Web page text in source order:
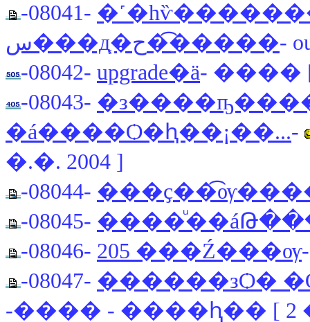
-08041-
س���д֧�ح��͡����-
-08042- upgrade�ä- ���� [
-08043-
�á����Ѻ�ԧ��¡��...-
�.�. 2004 ]
-08044- ���ҫ��͡ѹ����ѧ
-08045-
-08046- 205 ���Ź���ѹ
-08047- ������зѺ�
-���� - ����ԧ�� [ 2